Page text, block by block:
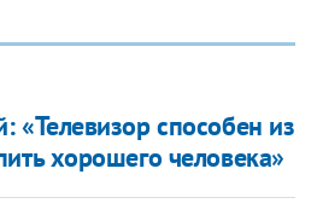
«Телевизор способен из
хорошего человека»